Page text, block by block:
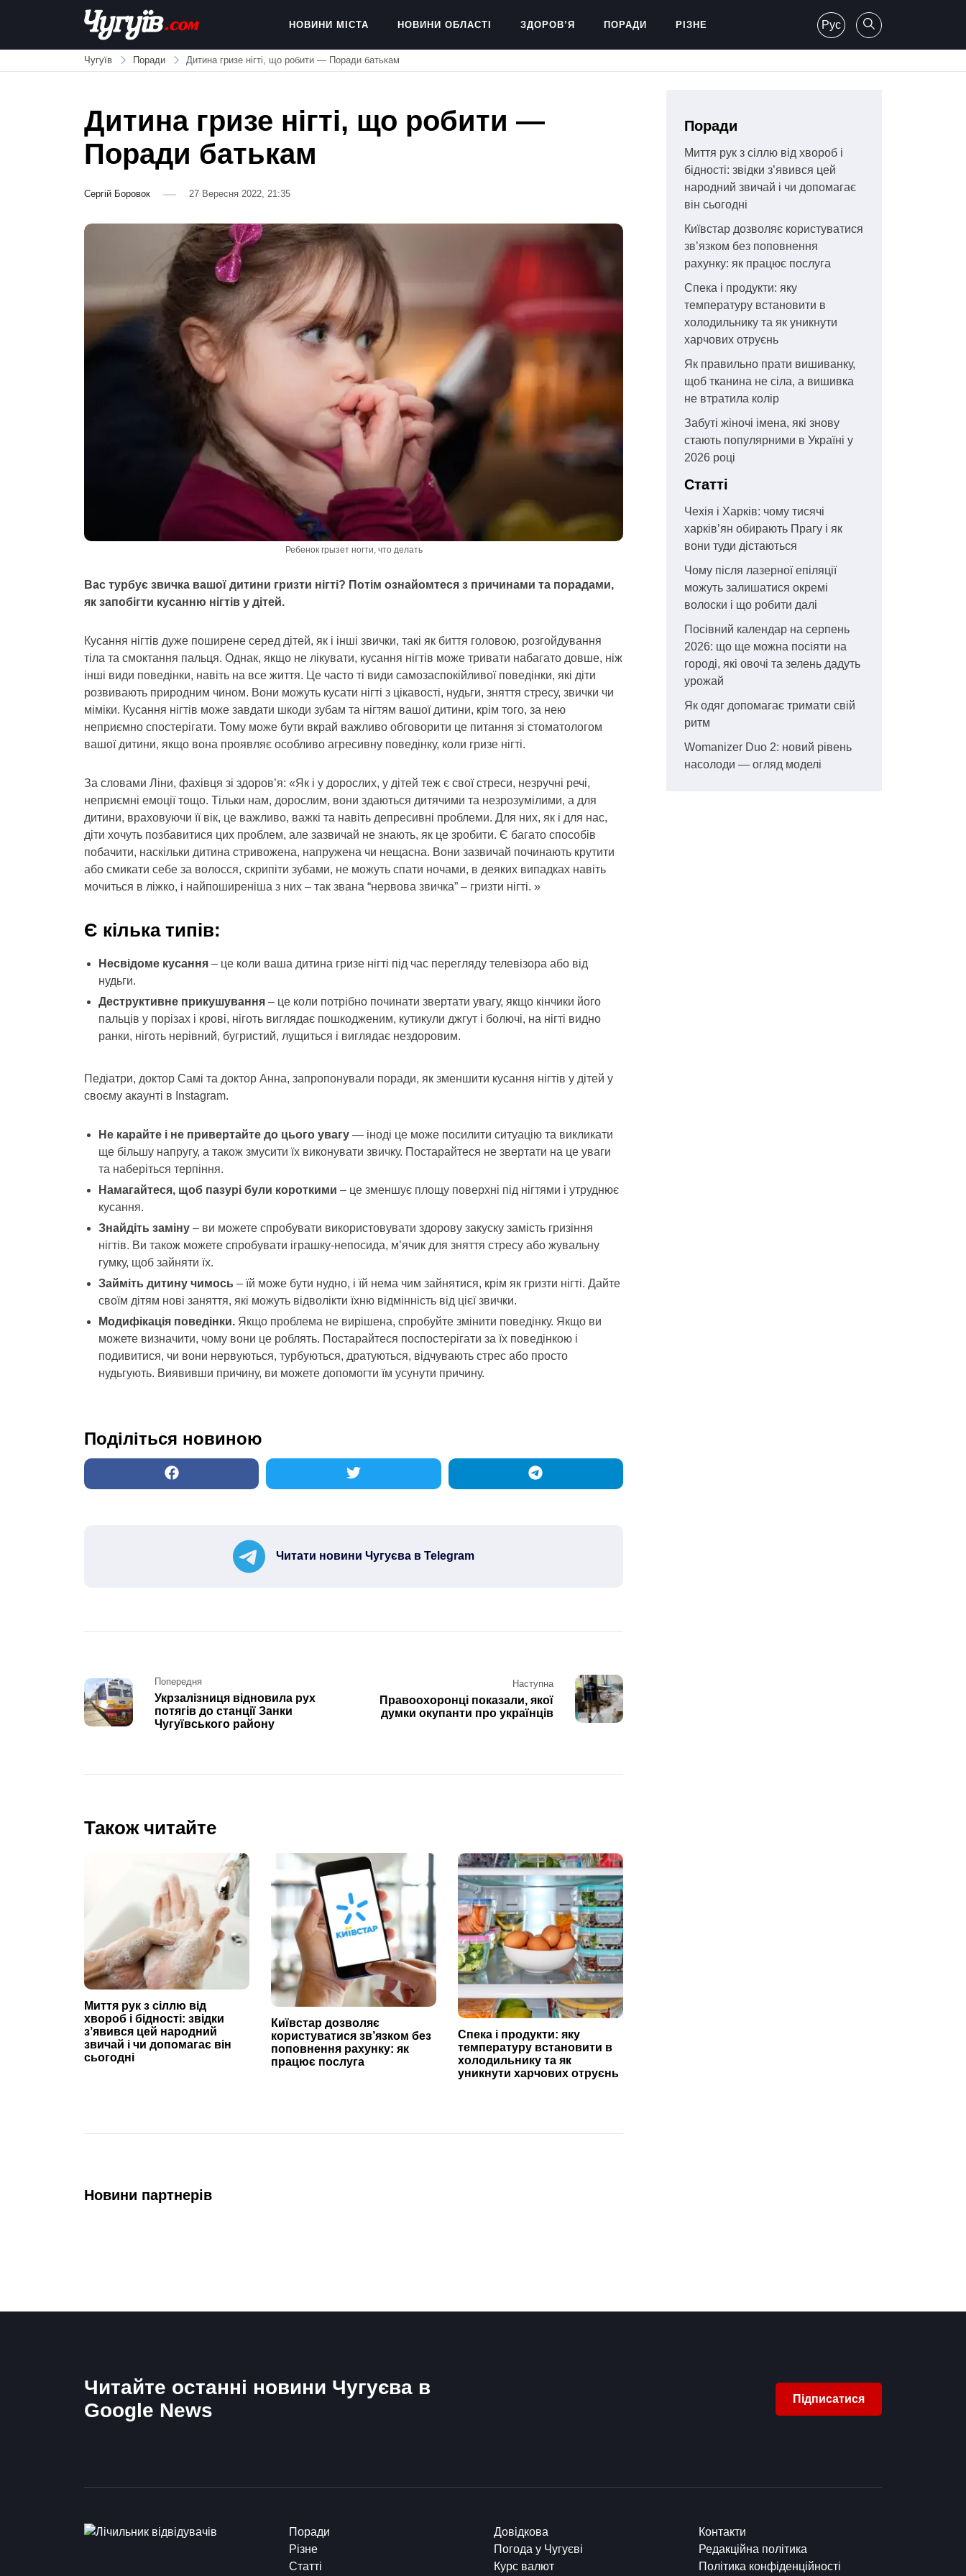
Chuguiv
НОВИНИ МІСТА НОВИНИ ОБЛАСТІ ЗДОРОВ’Я ПОРАДИ РІЗНЕ Рус
Чугуїв Поради Дитина гризе нігті, що робити — Поради батькам
Дитина гризе нігті, що робити —
Поради батькам
Сергій Боровок 27 Вересня 2022, 21:35
Ребенок грызет ногти, что делать
Вас турбує звичка вашої дитини гризти нігті? Потім ознайомтеся з причинами та порадами,
як запобігти кусанню нігтів у дітей.
Кусання нігтів дуже поширене серед дітей, як і інші звички, такі як биття головою, розгойдування
тіла та смоктання пальця. Однак, якщо не лікувати, кусання нігтів може тривати набагато довше, ніж
інші види поведінки, навіть на все життя. Це часто ті види самозаспокійливої ​​поведінки, які діти
розвивають природним чином. Вони можуть кусати нігті з цікавості, нудьги, зняття стресу, звички чи
міміки. Кусання нігтів може завдати шкоди зубам та нігтям вашої дитини, крім того, за нею
неприємно спостерігати. Тому може бути вкрай важливо обговорити це питання зі стоматологом
вашої дитини, якщо вона проявляє особливо агресивну поведінку, коли гризе нігті.
За словами Ліни, фахівця зі здоров’я: «Як і у дорослих, у дітей теж є свої стреси, незручні речі,
неприємні емоції тощо. Тільки нам, дорослим, вони здаються дитячими та незрозумілими, а для
дитини, враховуючи її вік, це важливо, важкі та навіть депресивні проблеми. Для них, як і для нас,
діти хочуть позбавитися цих проблем, але зазвичай не знають, як це зробити. Є багато способів
побачити, наскільки дитина стривожена, напружена чи нещасна. Вони зазвичай починають крутити
або смикати себе за волосся, скрипіти зубами, не можуть спати ночами, в деяких випадках навіть
мочиться в ліжко, і найпоширеніша з них – так звана “нервова звичка” – гризти нігті. »
Є кілька типів:
Несвідоме кусання – це коли ваша дитина гризе нігті під час перегляду телевізора або від
нудьги.
Деструктивне прикушування – це коли потрібно починати звертати увагу, якщо кінчики його
пальців у порізах і крові, ніготь виглядає пошкодженим, кутикули джгут і болючі, на нігті видно
ранки, ніготь нерівний, бугристий, лущиться і виглядає нездоровим.
Педіатри, доктор Самі та доктор Анна, запропонували поради, як зменшити кусання нігтів у дітей у
своєму акаунті в Instagram.
Не карайте і не привертайте до цього увагу — іноді це може посилити ситуацію та викликати
ще більшу напругу, а також змусити їх виконувати звичку. Постарайтеся не звертати на це уваги
та наберіться терпіння.
Намагайтеся, щоб пазурі були короткими – це зменшує площу поверхні під нігтями і утруднює
кусання.
Знайдіть заміну – ви можете спробувати використовувати здорову закуску замість гризіння
нігтів. Ви також можете спробувати іграшку-непосида, м’ячик для зняття стресу або жувальну
гумку, щоб зайняти їх.
Займіть дитину чимось – їй може бути нудно, і їй нема чим зайнятися, крім як гризти нігті. Дайте
своїм дітям нові заняття, які можуть відволікти їхню відмінність від цієї звички.
Модифікація поведінки. Якщо проблема не вирішена, спробуйте змінити поведінку. Якщо ви
можете визначити, чому вони це роблять. Постарайтеся поспостерігати за їх поведінкою і
подивитися, чи вони нервуються, турбуються, дратуються, відчувають стрес або просто
нудьгують. Виявивши причину, ви можете допомогти їм усунути причину.
Поділіться новиною
Читати новини Чугуєва в Telegram
Post
navigation
Попередня
Укрзалізниця відновила рух
потягів до станції Занки
Чугуївського району
Наступна
Правоохоронці показали, якої
думки окупанти про українців
Також читайте
Миття рук з сіллю від
хвороб і бідності: звідки
з’явився цей народний
звичай і чи допомагає він
сьогодні
Київстар дозволяє
користуватися зв’язком без
поповнення рахунку: як
працює послуга
Спека і продукти: яку
температуру встановити в
холодильнику та як
уникнути харчових отруєнь
Новини партнерів
Поради
Миття рук з сіллю від хвороб і
бідності: звідки з’явився цей
народний звичай і чи допомагає
він сьогодні
Київстар дозволяє користуватися
зв’язком без поповнення
рахунку: як працює послуга
Спека і продукти: яку
температуру встановити в
холодильнику та як уникнути
харчових отруєнь
Як правильно прати вишиванку,
щоб тканина не сіла, а вишивка
не втратила колір
Забуті жіночі імена, які знову
стають популярними в Україні у
2026 році
Статті
Чехія і Харків: чому тисячі
харків’ян обирають Прагу і як
вони туди дістаються
Чому після лазерної епіляції
можуть залишатися окремі
волоски і що робити далі
Посівний календар на серпень
2026: що ще можна посіяти на
городі, які овочі та зелень дадуть
урожай
Як одяг допомагає тримати свій
ритм
Womanizer Duo 2: новий рівень
насолоди — огляд моделі
Читайте останні новини Чугуєва в
Google News
Підписатися
Поради
Різне
Статті
Довідкова
Погода у Чугуєві
Курс валют
Контакти
Редакційна політика
Політика конфіденційності